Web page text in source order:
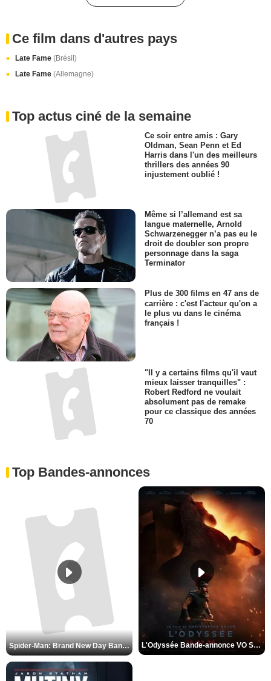
Ce film dans d'autres pays
Late Fame (Brésil)
Late Fame (Allemagne)
Top actus ciné de la semaine
Ce soir entre amis : Gary
Oldman, Sean Penn et Ed
Harris dans l'un des meilleurs
thrillers des années 90
injustement oublié !
Même si l’allemand est sa
langue maternelle, Arnold
Schwarzenegger n’a pas eu le
droit de doubler son propre
personnage dans la saga
Terminator
Plus de 300 films en 47 ans de
carrière : c'est l'acteur qu'on a
le plus vu dans le cinéma
français !
"Il y a certains films qu'il vaut
mieux laisser tranquilles" :
Robert Redford ne voulait
absolument pas de remake
pour ce classique des années
70
Top Bandes-annonces
Spider-Man: Brand New Day Bande-annonce VO STFR L'Odyssée Bande-annonce VO STFR